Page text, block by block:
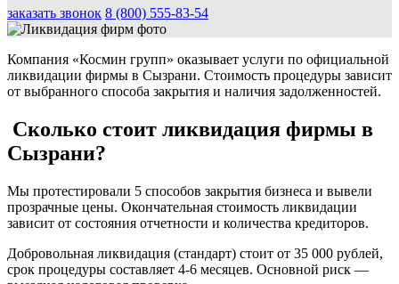
заказать звонок 8 (800) 555-83-54
Компания «Космин групп» оказывает услуги по официальной
ликвидации фирмы в Сызрани. Стоимость процедуры зависит
от выбранного способа закрытия и наличия задолженностей.
Сколько стоит ликвидация фирмы в
Сызрани?
Мы протестировали 5 способов закрытия бизнеса и вывели
прозрачные цены. Окончательная стоимость ликвидации
зависит от состояния отчетности и количества кредиторов.
Добровольная ликвидация (стандарт) стоит от 35 000 рублей,
срок процедуры составляет 4-6 месяцев. Основной риск —